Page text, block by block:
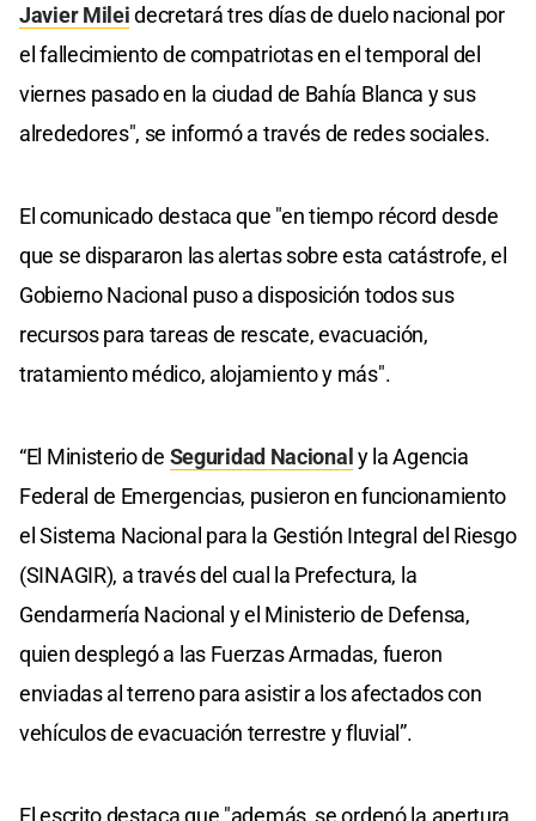
Javier Mileidecretará tres días de duelo nacional por
el fallecimiento de compatriotas en el temporal del
viernes pasado en la ciudad de Bahía Blanca y sus
alrededores", se informó a través de redes sociales.
El comunicado destaca que "en tiempo récord desde
que se dispararon las alertas sobre esta catástrofe, el
Gobierno Nacional puso a disposición todos sus
recursos para tareas de rescate, evacuación,
tratamiento médico, alojamiento y más".
“El Ministerio de Seguridad Nacionaly la Agencia
Federal de Emergencias, pusieron en funcionamiento
el Sistema Nacional para la Gestión Integral del Riesgo
(SINAGIR), a través del cual la Prefectura, la
Gendarmería Nacional y el Ministerio de Defensa,
quien desplegó a las Fuerzas Armadas, fueron
enviadas al terreno para asistir a los afectados con
vehículos de evacuación terrestre y fluvial”.
El escrito destaca que "además, se ordenó la apertura